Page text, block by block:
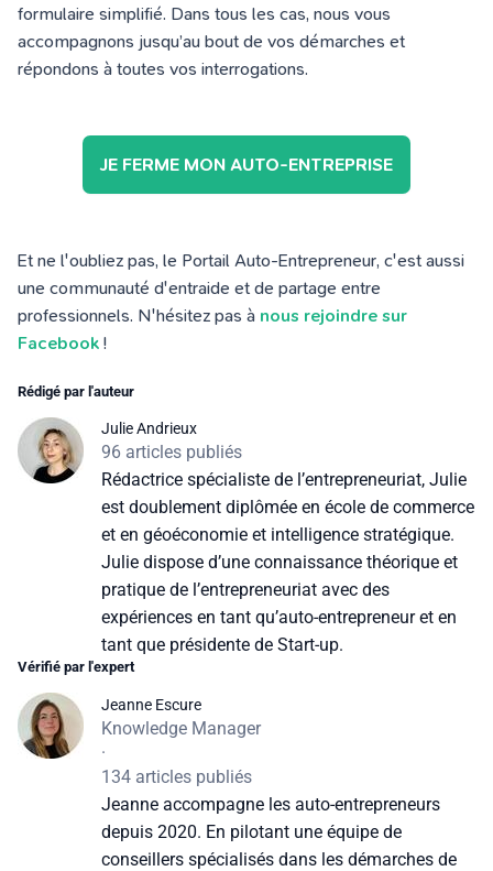
formulaire simplifié. Dans tous les cas, nous vous
accompagnons jusqu’au bout de vos démarches et
répondons à toutes vos interrogations.
JE FERME MON AUTO-ENTREPRISE
Et ne l'oubliez pas, le Portail Auto-Entrepreneur, c'est aussi
une communauté d'entraide et de partage entre
professionnels. N'hésitez pas à nous rejoindre sur
Facebook !
Rédigé par l'auteur
Julie Andrieux
96 articles publiés
Rédactrice spécialiste de l’entrepreneuriat, Julie
est doublement diplômée en école de commerce
et en géoéconomie et intelligence stratégique.
Julie dispose d’une connaissance théorique et
pratique de l’entrepreneuriat avec des
expériences en tant qu’auto-entrepreneur et en
tant que présidente de Start-up.
Vérifié par l'expert
Jeanne Escure
Knowledge Manager
·
134 articles publiés
Jeanne accompagne les auto-entrepreneurs
depuis 2020. En pilotant une équipe de
conseillers spécialisés dans les démarches de